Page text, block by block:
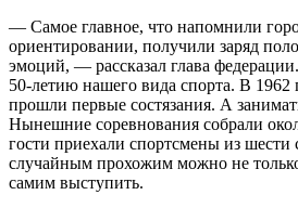
— Самое главное, что напомнили
ориентировании, получили заряд
эмоций, — рассказал глава
50-летию нашего вида спорта. В 1962
прошли первые состязания. А
Нынешние соревнования собрали
гости приехали спортсмены из шести
случайным прохожим можно не
самим выступить.